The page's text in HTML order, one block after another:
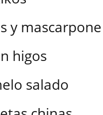
y mascarpone
higos
salado